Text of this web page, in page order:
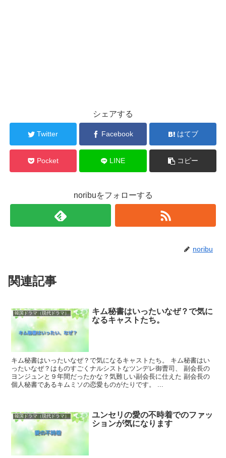
シェアする
Twitter Facebook はてブ
Pocket LINE コピー
noribuをフォローする
noribu
関連記事
韓国ドラマ（現代ドラマ）
キム秘書はいったいなぜ？で気に
なるキャストたち。
キム秘書はいったいなぜ？で気になるキャストたち。 キム秘書はい
ったいなぜ？はものすごくナルシストなツンデレ御曹司、 副会長の
ヨンジュンと９年間だったかな？気難しい副会長に仕えた 副会長の
個人秘書であるキムミソの恋愛ものがたりです。 ...
韓国ドラマ（現代ドラマ）
ユンセリの愛の不時着でのファッ
ションが気になります